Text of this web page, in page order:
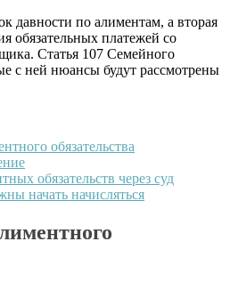
давности по алиментам, а вторая
обязательных платежей со
Статья 107 Семейного
с ней нюансы будут рассмотрены
обязательства
обязательств через суд
начать начисляться